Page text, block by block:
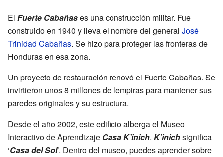
El Fuerte Cabañases una construcción militar. Fue
construido en 1940 y lleva el nombre del general José
Trinidad Cabañas. Se hizo para proteger las fronteras de
Honduras en esa zona.
Un proyecto de restauración renovó el Fuerte Cabañas. Se
invirtieron unos 8 millones de lempiras para mantener sus
paredes originales y su estructura.
Desde el año 2002, este edificio alberga el Museo
Interactivo de Aprendizaje Casa K’inich. K’inichsignifica
‘Casa del Sol’. Dentro del museo, puedes aprender sobre